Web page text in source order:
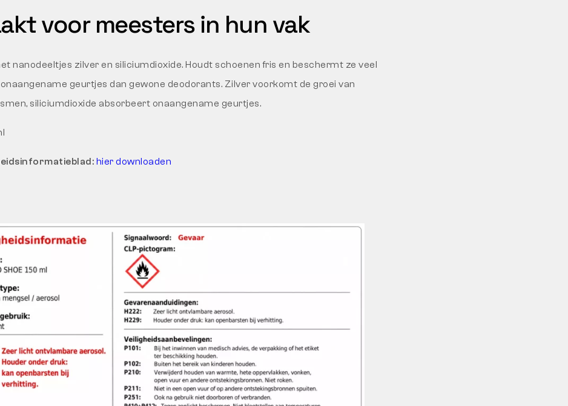
voor meesters in hun vak
nanodeeltjes zilver en siliciumdioxide. Houdt schoenen fris en beschermt ze veel
geurtjes dan gewone deodorants. Zilver voorkomt de groei van
siliciumdioxide absorbeert onaangename geurtjes.
hier downloaden